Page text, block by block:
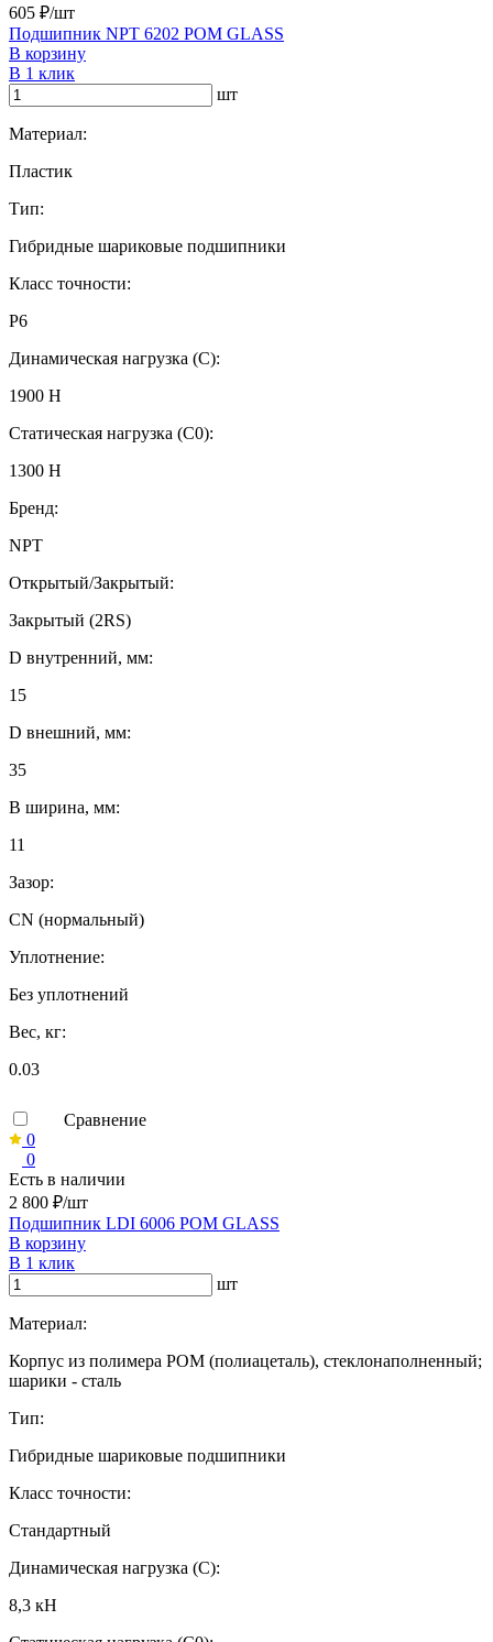
605 ₽/шт
Подшипник NPT 6202 POM GLASS
В корзину
В 1 клик
шт
Материал:
Пластик
Тип:
Гибридные шариковые подшипники
Класс точности:
P6
Динамическая нагрузка (C):
1900 Н
Статическая нагрузка (C0):
1300 Н
Бренд:
NPT
Открытый/Закрытый:
Закрытый (2RS)
D внутренний, мм:
15
D внешний, мм:
35
B ширина, мм:
11
Зазор:
CN (нормальный)
Уплотнение:
Без уплотнений
Вес, кг:
0.03
Сравнение
0
0
Есть в наличии
2 800 ₽/шт
Подшипник LDI 6006 POM GLASS
В корзину
В 1 клик
шт
Материал:
Корпус из полимера POM (полиацеталь), стеклонаполненный;
шарики - сталь
Тип:
Гибридные шариковые подшипники
Класс точности:
Стандартный
Динамическая нагрузка (C):
8,3 кН